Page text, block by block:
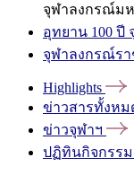
จุฬาลงกรณ์ม
อุทยาน 100 ปี
จุฬาลงกรณ์ร
Highlights
ข่าวสารทั้งหม
ข่าวจุฬาฯ
ปฏิทินกิจกรรม